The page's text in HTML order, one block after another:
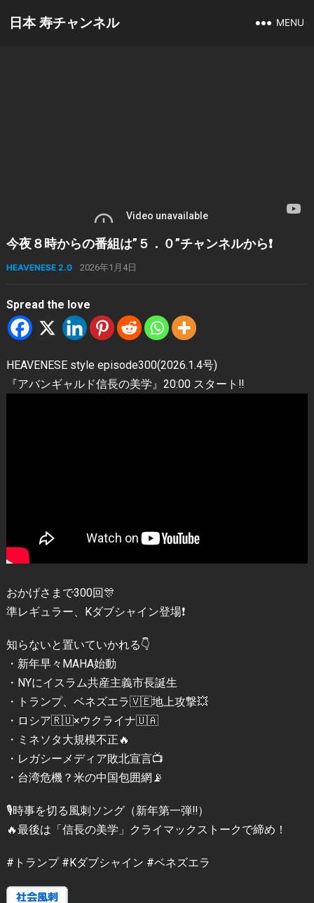
日本 寿チャンネル MENU
今夜８時からの番組は”５．０”チャンネルから❗️
HEAVENESE 2.0 2026年1月4日
Spread the love
HEAVENESE style episode300(2026.1.4号)
『アバンギャルド信長の美学』20:00 スタート‼️
おかげさまで300回🎊
準レギュラー、Kダブシャイン登場❗️
知らないと置いていかれる👇
・新年早々MAHA始動
・NYにイスラム共産主義市長誕生
・トランプ、ベネズエラ🇻🇪地上攻撃💥
・ロシア🇷🇺×ウクライナ🇺🇦
・ミネソタ大規模不正🔥
・レガシーメディア敗北宣言📺
・台湾危機？米の中国包囲網📡
🎙時事を切る風刺ソング（新年第一弾‼️）
🔥最後は「信長の美学」クライマックストークで締め！
#トランプ #Kダブシャイン #ベネズエラ